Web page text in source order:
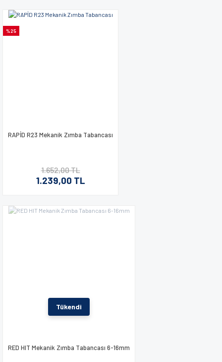
%25
RAPİD R23 Mekanik Zımba Tabancası
1.652,00 TL
1.239,00 TL
Tükendi
RED HIT Mekanik Zımba Tabancası 6-16mm